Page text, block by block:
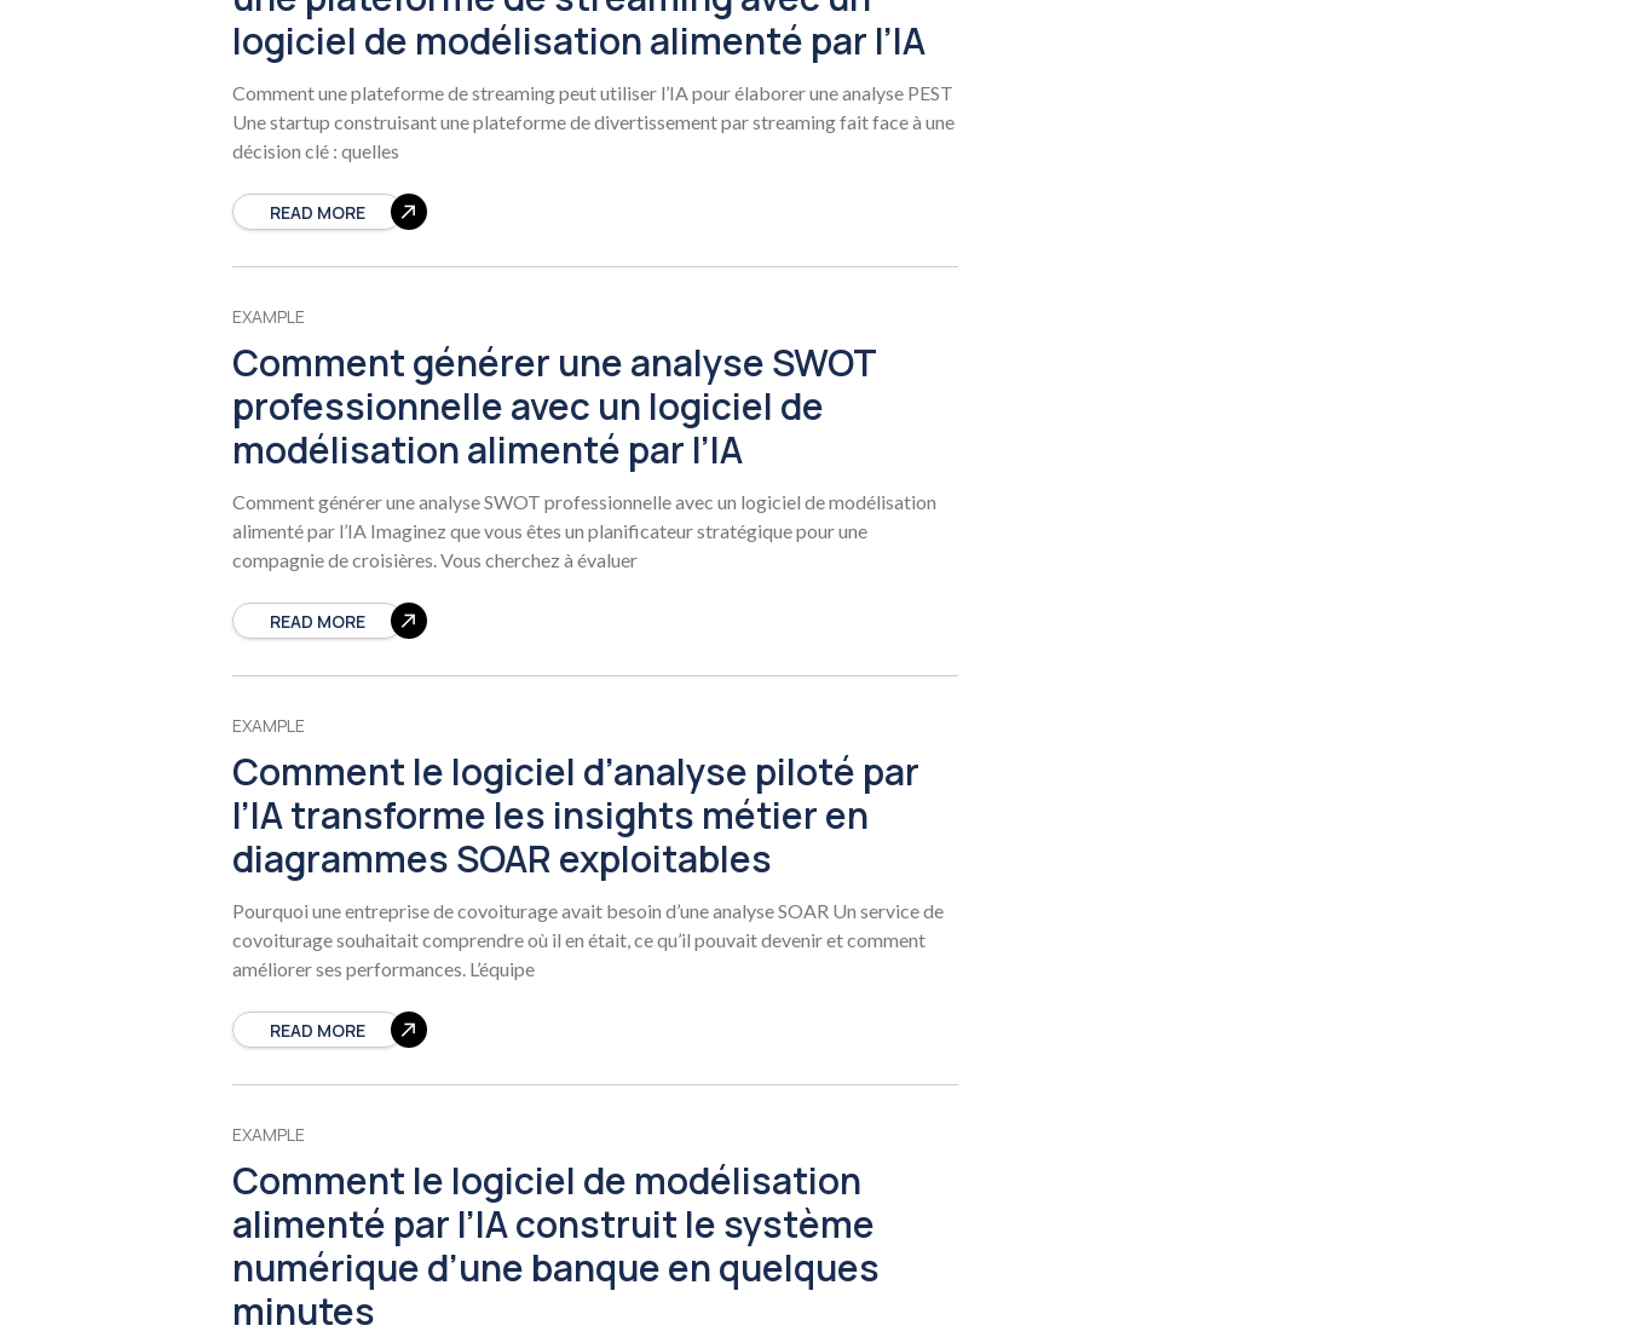
logiciel de modélisation alimenté par l’IA
Comment une plateforme de streaming peut utiliser l’IA pour élaborer une analyse PEST
Une startup construisant une plateforme de divertissement par streaming fait face à une
décision clé : quelles
READ MORE
EXAMPLE
Comment générer une analyse SWOT
professionnelle avec un logiciel de
modélisation alimenté par l’IA
Comment générer une analyse SWOT professionnelle avec un logiciel de modélisation
alimenté par l’IA Imaginez que vous êtes un planificateur stratégique pour une
compagnie de croisières. Vous cherchez à évaluer
READ MORE
EXAMPLE
Comment le logiciel d’analyse piloté par
l’IA transforme les insights métier en
diagrammes SOAR exploitables
Pourquoi une entreprise de covoiturage avait besoin d’une analyse SOAR Un service de
covoiturage souhaitait comprendre où il en était, ce qu’il pouvait devenir et comment
améliorer ses performances. L’équipe
READ MORE
EXAMPLE
Comment le logiciel de modélisation
alimenté par l’IA construit le système
numérique d’une banque en quelques
minutes